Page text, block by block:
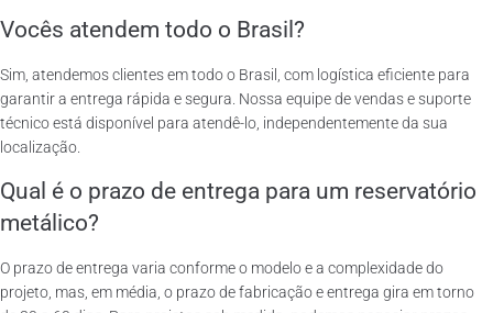
Vocês atendem todo o Brasil?
Sim, atendemos clientes em todo o Brasil, com logística eficiente para
garantir a entrega rápida e segura. Nossa equipe de vendas e suporte
técnico está disponível para atendê-lo, independentemente da sua
localização.
Qual é o prazo de entrega para um reservatório
metálico?
O prazo de entrega varia conforme o modelo e a complexidade do
projeto, mas, em média, o prazo de fabricação e entrega gira em torno